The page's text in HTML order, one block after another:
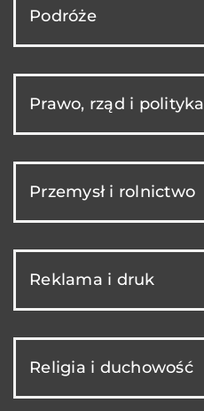
Podróże
Prawo, rząd i polityka
Przemysł i rolnictwo
Reklama i druk
Religia i duchowość